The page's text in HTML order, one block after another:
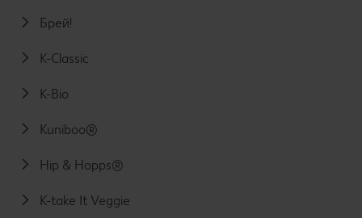
Брей!
K-Classic
K-Bio
Kuniboo®
Hip & Hopps®
K-take It Veggie